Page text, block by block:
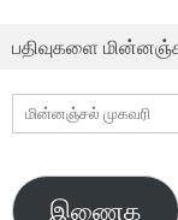
பதிவுகளை
மின்னஞ்சல்
முகவரி
இணைக